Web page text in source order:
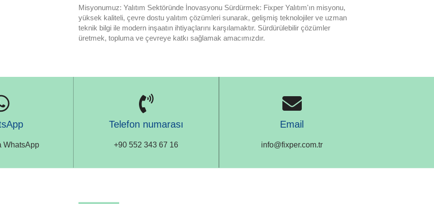
Misyonumuz: Yalıtım Sektöründe İnovasyonu Sürdürmek: Fixper Yalıtım'ın misyonu,
yüksek kaliteli, çevre dostu yalıtım çözümleri sunarak, gelişmiş teknolojiler ve uzman
teknik bilgi ile modern inşaatın ihtiyaçlarını karşılamaktır. Sürdürülebilir çözümler
üretmek, topluma ve çevreye katkı sağlamak amacımızdır.
WhatsApp
Telefon numarası
+90 552 343 67 16
Email
info@fixper.com.tr